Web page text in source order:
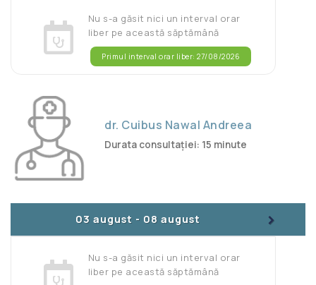
Nu s-a găsit nici un interval orar
liber pe această săptămână
Primul interval orar liber: 27/08/2026
dr. Cuibus Nawal Andreea
Durata consultației: 15 minute
03 august - 08 august >
Nu s-a găsit nici un interval orar
liber pe această săptămână